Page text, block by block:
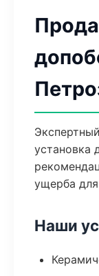
установка
ущерба для
Наши